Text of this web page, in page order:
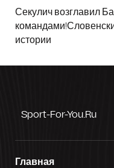
Секулич возглавил
истории
Sport-For-You.ru
Главная